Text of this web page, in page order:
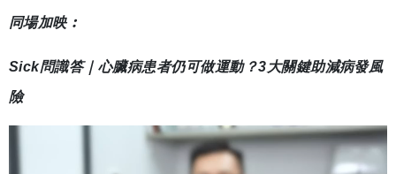
同場加映︰
Sick問識答｜心臟病患者仍可做運動？3大關鍵助減病發風
險